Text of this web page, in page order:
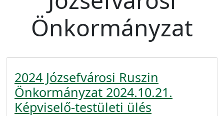
Önkormányzat
2024 Józsefvárosi Ruszin
Önkormányzat 2024.10.21.
Képviselő-testületi ülés